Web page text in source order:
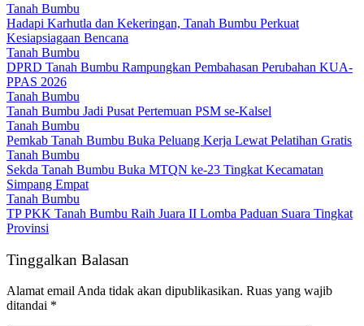
Tanah Bumbu
Hadapi Karhutla dan Kekeringan, Tanah Bumbu Perkuat
Kesiapsiagaan Bencana
Tanah Bumbu
DPRD Tanah Bumbu Rampungkan Pembahasan Perubahan KUA-
PPAS 2026
Tanah Bumbu
Tanah Bumbu Jadi Pusat Pertemuan PSM se-Kalsel
Tanah Bumbu
Pemkab Tanah Bumbu Buka Peluang Kerja Lewat Pelatihan Gratis
Tanah Bumbu
Sekda Tanah Bumbu Buka MTQN ke-23 Tingkat Kecamatan
Simpang Empat
Tanah Bumbu
TP PKK Tanah Bumbu Raih Juara II Lomba Paduan Suara Tingkat
Provinsi
Tinggalkan Balasan
Alamat email Anda tidak akan dipublikasikan. Ruas yang wajib
ditandai *